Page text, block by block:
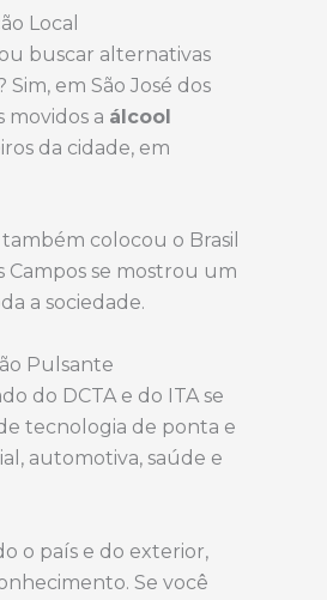
Local
buscar alternativas
em São José dos
a álcool
da cidade, em
colocou o Brasil
Campos se mostrou um
a sociedade.
Pulsante
do DCTA e do ITA se
tecnologia de ponta e
automotiva, saúde e
o país e do exterior,
Se você